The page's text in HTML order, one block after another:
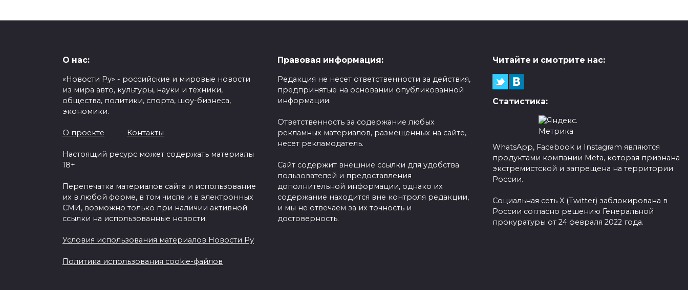
О нас:
«Новости Ру» - российские и мировые новости
из мира авто, культуры, науки и техники,
общества, политики, спорта, шоу-бизнеса,
экономики.
О проекте Контакты
Настоящий ресурс может содержать материалы
18+
Перепечатка материалов сайта и использование
их в любой форме, в том числе и в электронных
СМИ, возможно только при наличии активной
ссылки на использованные новости.
Условия использования материалов Новости Ру
Политика использования cookie-файлов
Правовая информация:
Редакция не несет ответственности за действия,
предпринятые на основании опубликованной
информации.
Ответственность за содержание любых
рекламных материалов, размещенных на сайте,
несет рекламодатель.
Сайт содержит внешние ссылки для удобства
пользователей и предоставления
дополнительной информации, однако их
содержание находится вне контроля редакции,
и мы не отвечаем за их точность и
достоверность.
Читайте и смотрите нас:
Статистика:
WhatsApp, Facebook и Instagram являются
продуктами компании Meta, которая признана
экстремистской и запрещена на территории
России.
Социальная сеть X (Twitter) заблокирована в
России согласно решению Генеральной
прокуратуры от 24 февраля 2022 года.